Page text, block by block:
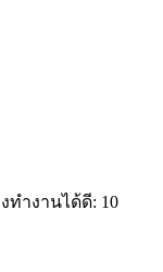
ทำงานได้ดี: 10